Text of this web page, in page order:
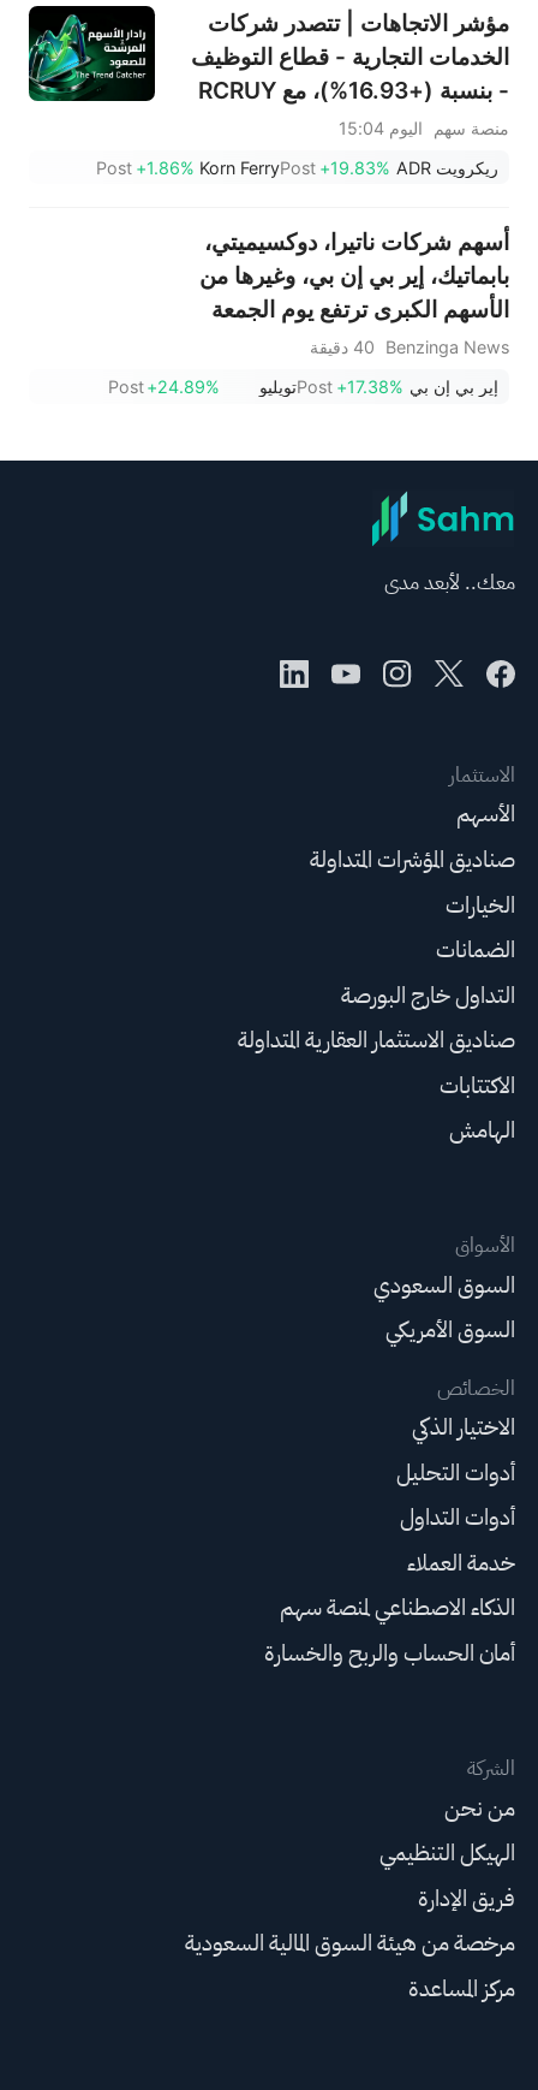
مؤشر الاتجاهات | تتصدر شركات
الخدمات التجارية - قطاع التوظيف
- بنسبة (+16.93%)، مع RCRUY
أسهم HALO وNET وFAST
أسهم EBAY وHON من تحقيق
اختراقات سعرية.
منصة سهم
اليوم 15:04
ريكرويت ADR
+19.83%
Post
Korn Ferry
+1.86%
Post
أسهم شركات ناتيرا، دوكسيميتي،
بابماتيك، إير بي إن بي، وغيرها من
الأسهم الكبرى ترتفع يوم الجمعة
Benzinga News
40 دقيقة
إير بي إن بي +17.38%
Postتويليو +24.89%
Post
معك.. لأبعد مدى
الاستثمار
الأسهم
صناديق المؤشرات المتداولة
الخيارات
الضمانات
التداول خارج البورصة
صناديق الاستثمار العقارية المتداولة
الاكتتابات
الهامش
الأسواق
السوق السعودي
السوق الأمريكي
الخصائص
الاختيار الذكي
أدوات التحليل
أدوات التداول
خدمة العملاء
الذكاء الاصطناعي لمنصة سهم
أمان الحساب والربح والخسارة
الشركة
من نحن
الهيكل التنظيمي
فريق الإدارة
مرخصة من هيئة السوق المالية السعودية
مركز المساعدة